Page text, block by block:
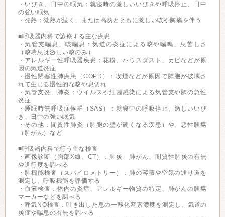
・いびき、日中の眠気：就寝時の激しいいびきや呼吸停止、日中
の強い眠気
・発熱：微熱が続く、または高熱とともに激しい咳や胸痛を伴う
■呼吸器内科で診療する主な疾患
・気管支喘息、咳喘息：気道の炎症による咳や喘鳴、息苦しさ
（咳喘息は激しい咳のみ）
・アレルギー性呼吸器疾患：花粉、ハウスダスト、カビなどが原
因の気道炎症
・慢性閉塞性肺疾患（COPD）：喫煙などが原因で肺胞が破壊さ
れて生じる慢性的な咳や息切れ
・気管支炎、肺炎：ウイルスや細菌感染による気管支や肺の急性
炎症
・睡眠時無呼吸症候群（SAS）：就寝中の呼吸停止、激しいいび
き、日中の強い眠気
・その他：間質性肺炎（肺胞の壁が硬くなる疾患）や、悪性腫瘍
（肺がん）など
■呼吸器内科で行う主な検査
・画像診断（胸部X線、CT）：肺炎、肺がん、間質性肺炎の有無
や進行度を調べる
・肺機能検査（スパイロメトリー）：肺の容積や空気の通り道を
測定し、呼吸機能を評価する
・血液検査：体内の炎症、アレルギー物質の特定、肺がんの腫瘍
マーカーなどを調べる
・呼気NO検査：吐き出した息の一酸化窒素濃度を測定し、気道の
炎症や喘息の有無を調べる